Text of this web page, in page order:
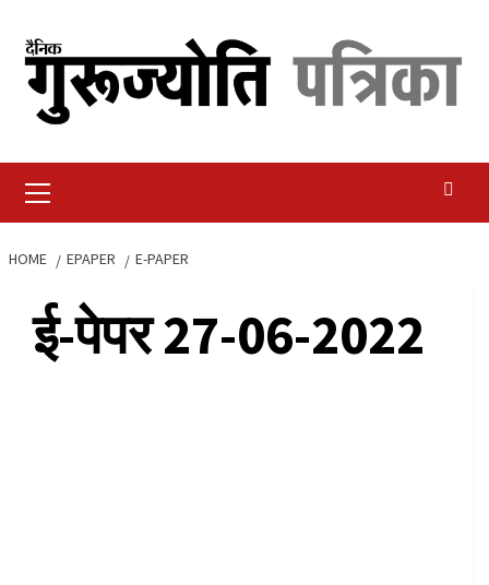
content
Menu
HOME EPAPER E-PAPER
ई-पेपर 27-06-2022